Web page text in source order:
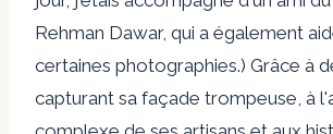
Rehman Dawar, qui a également
certaines photographies.) Grâce à
capturant sa façade trompeuse, à